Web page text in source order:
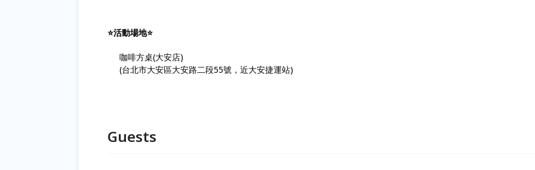
⭐️活動場地⭐️
咖啡方桌(大安店)
(台北市大安區大安路二段55號，近大安捷運站)
Guests